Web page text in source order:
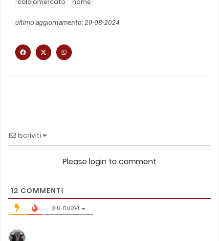
ultimo aggiornamento: 29-08-2024
Iscriviti
Please login to comment
12 COMMENTI
più nuovi